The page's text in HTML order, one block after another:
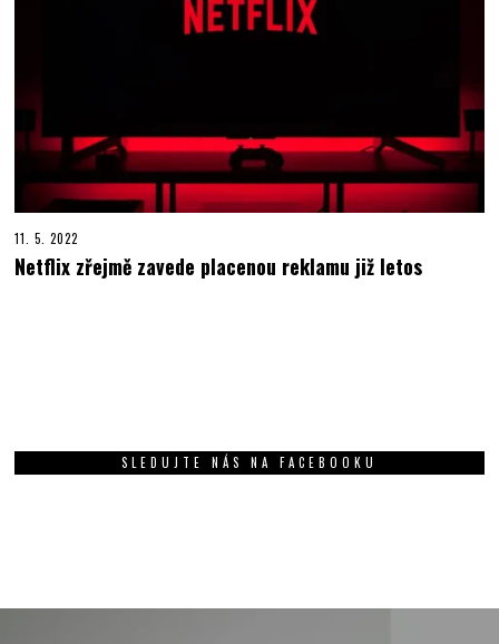
11. 5. 2022
Netflix zřejmě zavede placenou reklamu již letos
SLEDUJTE NÁS NA FACEBOOKU